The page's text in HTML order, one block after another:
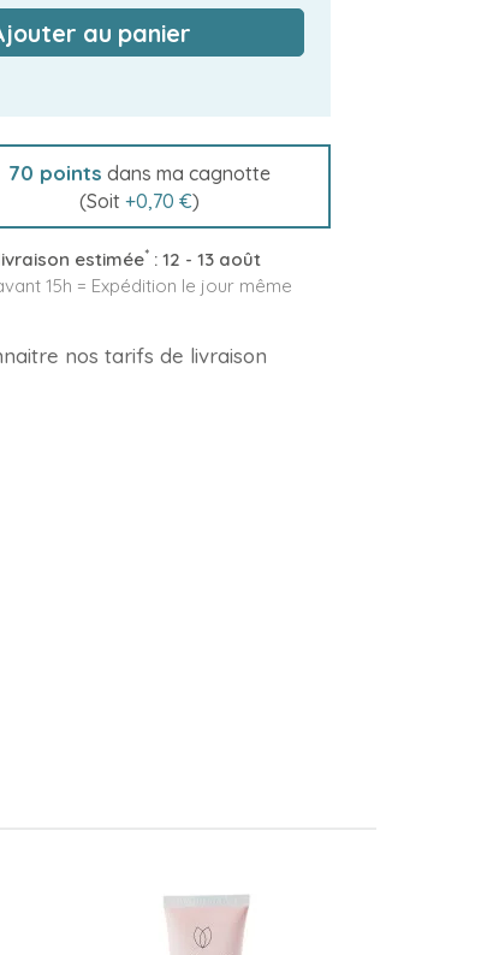
au panier
70 points dans ma cagnotte
(Soit +0,70 €)
estimée*: 12 - 13 août
15h = Expédition le jour même
nos tarifs de livraison